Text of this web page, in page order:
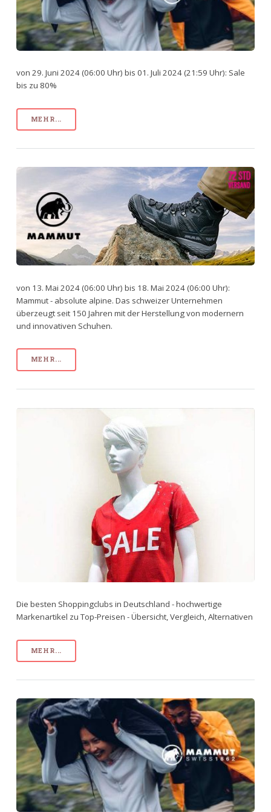
von 29. Juni 2024 (06:00 Uhr) bis 01. Juli 2024 (21:59 Uhr): Sale
bis zu 80%
MEHR...
von 13. Mai 2024 (06:00 Uhr) bis 18. Mai 2024 (06:00 Uhr):
Mammut - absolute alpine. Das schweizer Unternehmen
überzeugt seit 150 Jahren mit der Herstellung von modernern
und innovativen Schuhen.
MEHR...
Die besten Shoppingclubs in Deutschland - hochwertige
Markenartikel zu Top-Preisen - Übersicht, Vergleich, Alternativen
MEHR...